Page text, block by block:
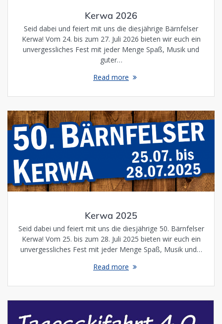
Kerwa 2026
Seid dabei und feiert mit uns die diesjährige Bärnfelser
Kerwa! Vom 24. bis zum 27. Juli 2026 bieten wir euch ein
unvergessliches Fest mit jeder Menge Spaß, Musik und
guter…
Read more
Kerwa 2025
Seid dabei und feiert mit uns die diesjährige 50. Bärnfelser
Kerwa! Vom 25. bis zum 28. Juli 2025 bieten wir euch ein
unvergessliches Fest mit jeder Menge Spaß, Musik und…
Read more